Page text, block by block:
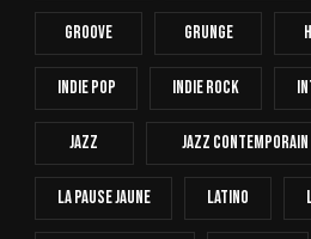
Groove Grunge
Indie Pop Indie Rock
Jazz Jazz Contemporain
La Pause Jaune Latino